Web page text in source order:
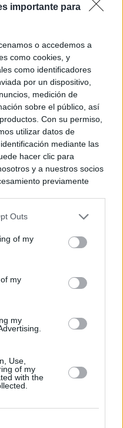
importante para
o accedemos a
como cookies, y
como identificadores
por un dispositivo,
medición de
sobre el público, así
Con su permiso,
utilizar datos de
mediante las
hacer clic para
y a nuestros socios
previamente
cuenta que algún
el derecho de
se aplicarán
en este sitio web o
Outs
of my
my
my
Use,
of my
with the